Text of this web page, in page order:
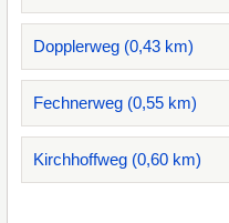
Dopplerweg (0,43 km)
Fechnerweg (0,55 km)
Kirchhoffweg (0,60 km)